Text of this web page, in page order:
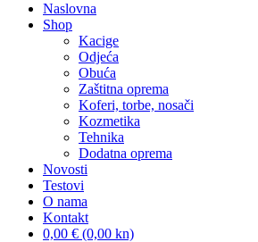
Naslovna
Shop
Kacige
Odjeća
Obuća
Zaštitna oprema
Koferi, torbe, nosači
Kozmetika
Tehnika
Dodatna oprema
Novosti
Testovi
O nama
Kontakt
0,00 € (0,00 kn)